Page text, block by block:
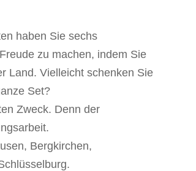
haben Sie sechs
zu machen, indem Sie
Land. Vielleicht schenken Sie
Set?
Zweck. Denn der
Bergkirchen,